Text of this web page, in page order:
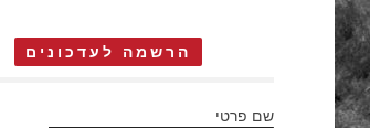
הרשמה לעדכונים
שם פרטי